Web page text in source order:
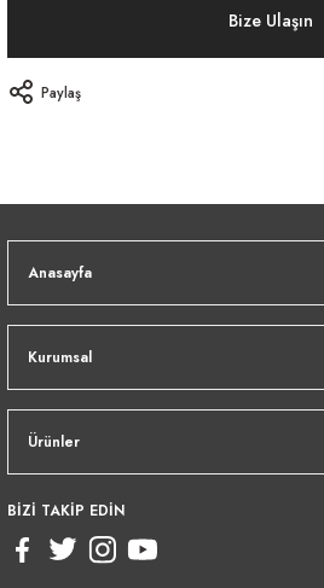
Bize Ulaşın
Paylaş
Anasayfa
Kurumsal
Ürünler
BİZİ TAKİP EDİN